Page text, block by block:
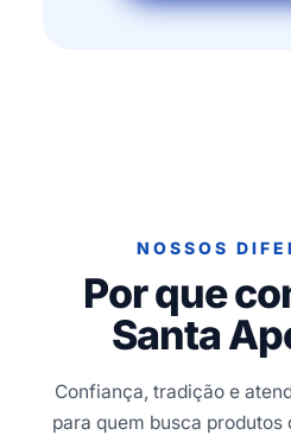
NOSSOS
Por que
Santa
Confiança, tradição e
para quem busca produtos